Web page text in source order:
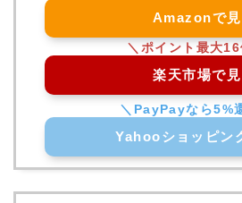
Amazonで見
楽天市場で見
Yahooショッピン